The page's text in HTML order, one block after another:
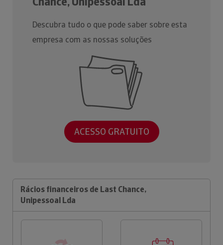
Descubra tudo o que pode saber sobre esta
empresa com as nossas soluções
ACESSO GRATUITO
Rácios financeiros de Last Chance,
Unipessoal Lda